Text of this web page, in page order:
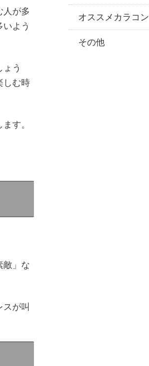
人が多
よう
う
しむ時
す。
敵」な
が叫
オススメカラコン
その他